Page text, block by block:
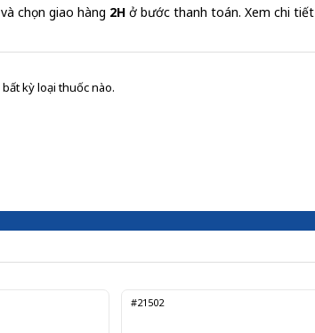
chọn giao hàng 2H ở bước thanh toán. Xem chi tiết
kỳ loại thuốc nào.
#21502